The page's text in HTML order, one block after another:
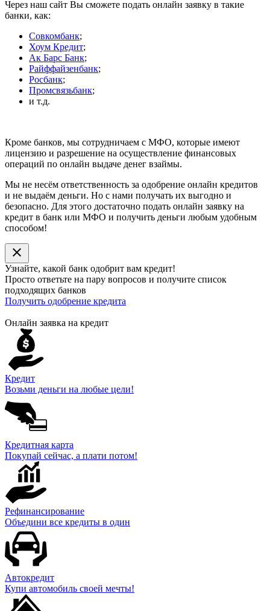
Через наш сайт Вы сможете подать онлайн заявку в такие
банки, как:
Совкомбанк;
Хоум Кредит;
Ак Барс Банк;
Райффайзенбанк;
Росбанк;
Промсвязьбанк;
и т.д.
Кроме банков, мы сотрудничаем с МФО, которые имеют
лицензию и разрешение на осуществление финансовых
операций по онлайн выдаче денег взаймы.
Мы не несём ответственность за одобрение онлайн кредитов
и не выдаём деньги. Но с нами получать их выгодно и
безопасно. Для этого достаточно подать онлайн заявку на
кредит в банк или МФО и получить деньги любым удобным
способом!
close
Узнайте, какой банк одобрит вам кредит!
Просто ответьте на пару вопросов и получите список
подходящих банков
Получить одобрение кредита
Онлайн заявка на кредит
Кредит
Возьми деньги на любые цели!
Кредитная карта
Покупай сейчас, а плати потом!
Рефинансирование
Объедини все кредиты в один
Автокредит
Купи автомобиль своей мечты!